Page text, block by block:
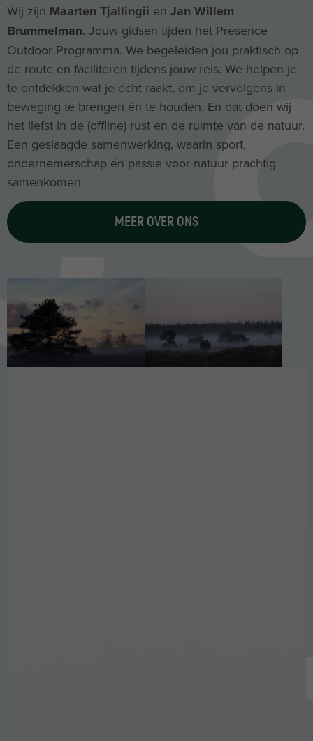
Wij zijn Maarten Tjallingii en Jan Willem
Brummelman. Jouw gidsen tijden het Presence
Outdoor Programma. We begeleiden jou praktisch op
de route en faciliteren tijdens jouw reis. We helpen je
te ontdekken wat je écht raakt, om je vervolgens in
beweging te brengen én te houden. En dat doen wij
het liefst in de (offline) rust en de ruimte van de natuur.
Een geslaagde samenwerking, waarin sport,
ondernemerschap én passie voor natuur prachtig
samenkomen.
MEER OVER ONS